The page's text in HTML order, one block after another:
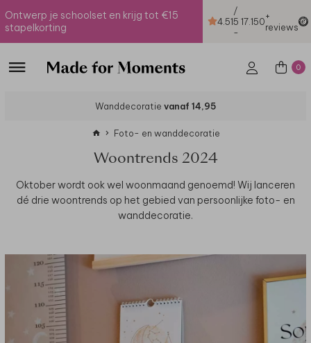
Ontwerp je schoolset en krijg tot €15
stapelkorting
4.51
/
5
-
17.150+
reviews
0
Wanddecoratie vanaf 14,95
Foto- en wanddecoratie
Woontrends 2024
Oktober wordt ook wel woonmaand genoemd! Wij lanceren
dé drie woontrends op het gebied van persoonlijke foto- en
wanddecoratie.